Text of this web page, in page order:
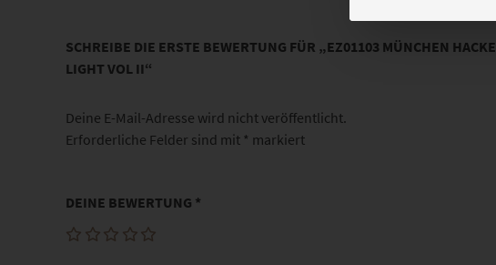
SCHREIBE DIE ERSTE BEWERTUNG FÜR „EZ01103 MÜNCHEN
LIGHT VOL II“
Deine E-Mail-Adresse wird nicht veröffentlicht.
Erforderliche Felder sind mit * markiert
DEINE BEWERTUNG *